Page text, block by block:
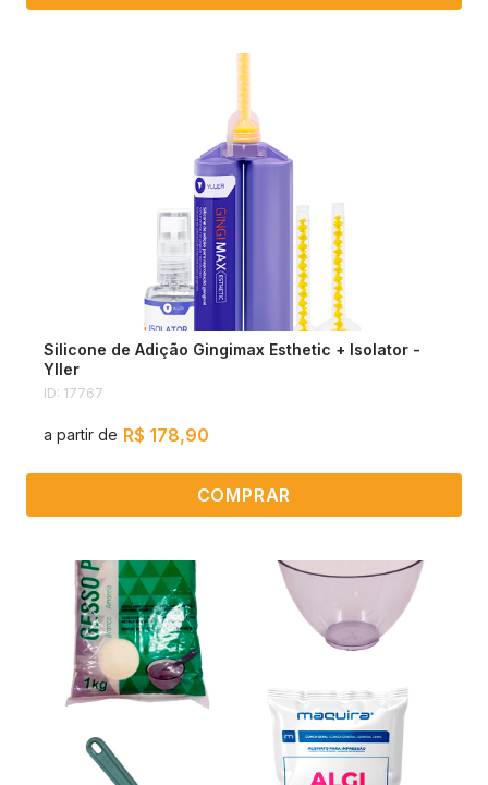
Silicone de Adição Gingimax Esthetic + Isolator -
Yller
ID: 17767
a partir de R$ 178,90
COMPRAR